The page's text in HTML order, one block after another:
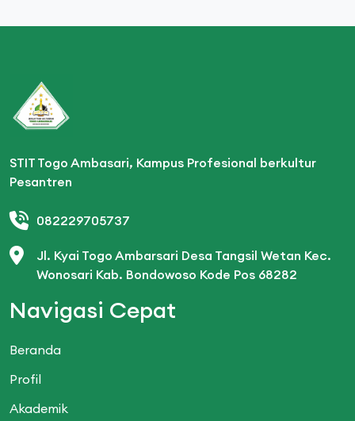
STIT Togo Ambasari, Kampus Profesional berkultur
Pesantren
082229705737
Jl. Kyai Togo Ambarsari Desa Tangsil Wetan Kec.
Wonosari Kab. Bondowoso Kode Pos 68282
Navigasi Cepat
Beranda
Profil
Akademik